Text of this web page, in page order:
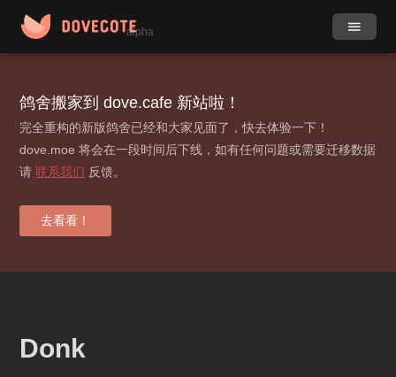
alpha
小组 目录
动态
登录 / 注册
鸽舍搬家到 dove.cafe 新站啦！
完全重构的新版鸽舍已经和大家见面了，快去体验一下！
dove.moe 将会在一段时间后下线，如有任何问题或需要迁移数据
请联系我们 反馈。
去看看！
Donk